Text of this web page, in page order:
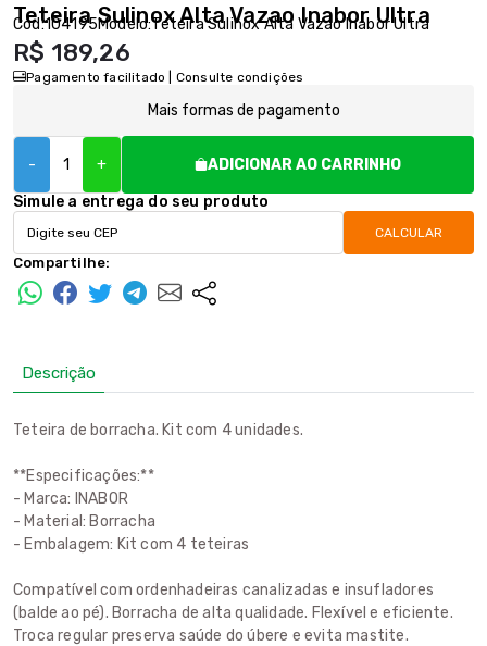
Teteira Sulinox Alta Vazao Inabor Ultra
Cód:104195Modelo:Teteira Sulinox Alta Vazao Inabor Ultra
R$ 189,26
Pagamento facilitado | Consulte condições
Mais formas de pagamento
- +
ADICIONAR AO CARRINHO
Simule a entrega do seu produto
CALCULAR
Compartilhe:
Descrição
Teteira de borracha. Kit com 4 unidades.
**Especificações:**
- Marca: INABOR
- Material: Borracha
- Embalagem: Kit com 4 teteiras
Compatível com ordenhadeiras canalizadas e insufladores
(balde ao pé). Borracha de alta qualidade. Flexível e eficiente.
Troca regular preserva saúde do úbere e evita mastite.